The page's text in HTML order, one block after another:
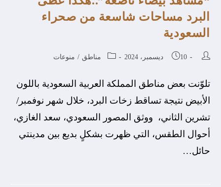
البرد مساحات شاسعة من صحراء
السعودية
10 ديسمبر، 2024 مناطق / منوعات
تلوّنت بعض مناطق المملكة العربية السعودية باللون
الأبيض نتيجة تساقط زخات البرد، خلال شهر نوفمبر/
تشرين الثاني، ووثق المصور السعودي، سعد الغازي،
أحوال الطقس، التي ظهرت بشكلٍ بديع بين مدينتي
حائل…